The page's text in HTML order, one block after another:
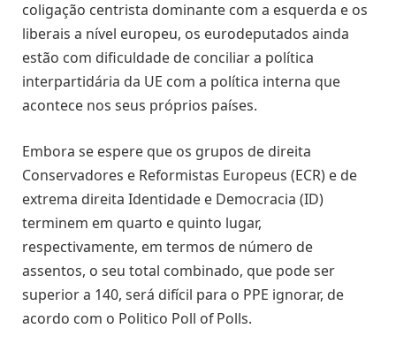
coligação centrista dominante com a esquerda e os
liberais a nível europeu, os eurodeputados ainda
estão com dificuldade de conciliar a política
interpartidária da UE com a política interna que
acontece nos seus próprios países.
Embora se espere que os grupos de direita
Conservadores e Reformistas Europeus (ECR) e de
extrema direita Identidade e Democracia (ID)
terminem em quarto e quinto lugar,
respectivamente, em termos de número de
assentos, o seu total combinado, que pode ser
superior a 140, será difícil para o PPE ignorar, de
acordo com o Politico Poll of Polls.